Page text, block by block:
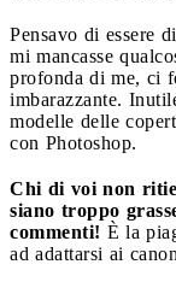
Pensavo di essere
mi mancasse
profonda di me, ci
imbarazzante.
modelle delle
con Photoshop.
Chi di voi non
siano troppo
commenti! È la
ad adattarsi ai